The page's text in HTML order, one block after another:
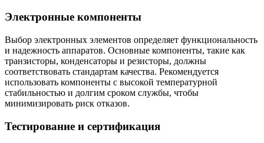
Электронные компоненты
Выбор электронных элементов определяет функциональность
и надежность аппаратов. Основные компоненты, такие как
транзисторы, конденсаторы и резисторы, должны
соответствовать стандартам качества. Рекомендуется
использовать компоненты с высокой температурной
стабильностью и долгим сроком службы, чтобы
минимизировать риск отказов.
Тестирование и сертификация